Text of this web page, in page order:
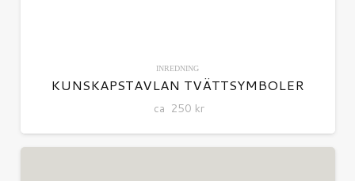
INREDNING
KUNSKAPSTAVLAN TVÄTTSYMBOLER
ca 250 kr